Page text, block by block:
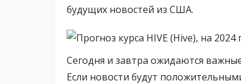
будущих новостей из США.
Сегодня и завтра ожидаются
Если новости будут